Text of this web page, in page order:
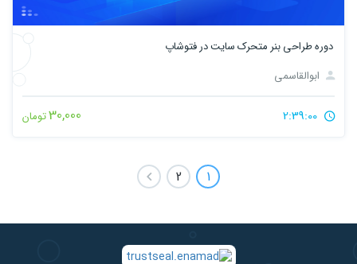
دوره ﻃﺮاﺣﯽ ﺑﻨﺮ ﻣﺘﺤﺮک ﺳﺎﯾﺖ در ﻓﺘﻮﺷﺎپ
ابوالقاسمی
30,000تومان
1
2